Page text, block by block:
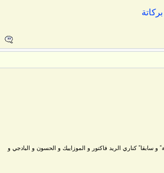
سابقا ً كناري الريد فاكتور و الموزاييك و الحسون و البادجي و